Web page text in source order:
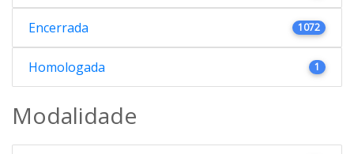
Encerrada 1072
Homologada 1
Modalidade